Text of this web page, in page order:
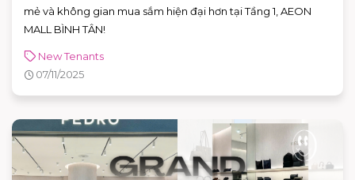
mẻ và không gian mua sắm hiện đại hơn tại Tầng 1, AEON
MALL BÌNH TÂN!
New Tenants
07/11/2025